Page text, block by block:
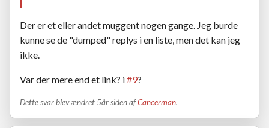
Der er et eller andet muggent nogen gange. Jeg burde
kunne se de "dumped" replys i en liste, men det kan jeg
ikke.
Var der mere end et link? i#9?
Dette svar blev ændret 5år siden afCancerman.